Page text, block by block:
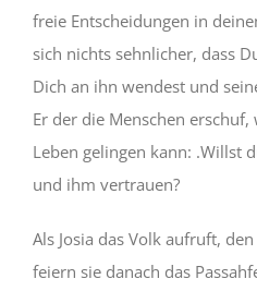
freie Entscheidungen in
sich nichts sehnlicher, dass
Dich an ihn wendest und
Er der die Menschen
Leben gelingen kann: .Willst
und ihm vertrauen?
Als Josia das Volk aufruft,
feiern sie danach das